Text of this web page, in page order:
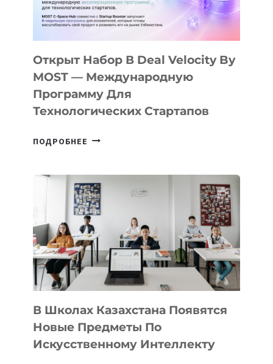
ДАЛ
30
ПОДРОСТКАМ
БИЛЕТ
IT-
ПРЕДПРИНИМАТЕЛЬСТВО
Открыт Набор В Deal Velocity By
MOST — Международную
Программу Для
Технологических Стартапов
ПОДРОБНЕЕ ОТКРЫТ
DEAL
VELOCITY
BY
MOST
—
МЕЖДУНАРОДНУЮ
ПРОГРАММУ
ДЛЯ
ТЕХНОЛОГИЧЕСКИХ
В Школах Казахстана Появятся
Новые Предметы По
Искусственному Интеллекту